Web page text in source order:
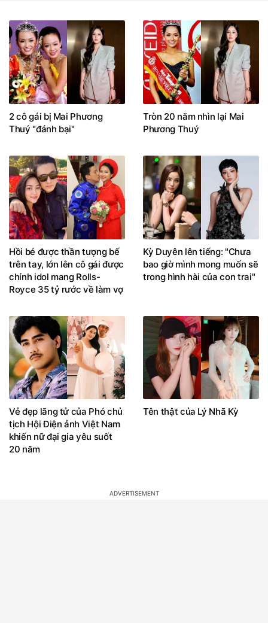
2 cô gái bị Mai Phương
Thuý "đánh bại"
Tròn 20 năm nhìn lại Mai
Phương Thuý
Hồi bé được thần tượng bế
trên tay, lớn lên cô gái được
chính idol mang Rolls-
Royce 35 tỷ rước về làm vợ
Kỳ Duyên lên tiếng: "Chưa
bao giờ mình mong muốn sẽ
trong hình hài của con trai"
Vẻ đẹp lãng tử của Phó chủ
tịch Hội Điện ảnh Việt Nam
khiến nữ đại gia yêu suốt
20 năm
Tên thật của Lý Nhã Kỳ